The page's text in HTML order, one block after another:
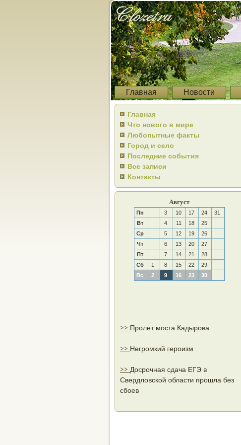
Главная Новости
Главная
Что нового в мире
Любопытные факты
Город и село
Последние события
Все записи
Контакты
Август
Пн 3 10 17 24
31
Вт
4 11 18
25
Ср
5 12 19
26
Чт
6 13 20
27
Пт
7 14 21
28
Сб
1 8 15 22
29
Вс
2 9 16 23 30
>> Пролет моста Кадырова
>> Негромкий героизм
>> Досрочная сдача ЕГЭ в
Свердловской области прошла без
сбоев